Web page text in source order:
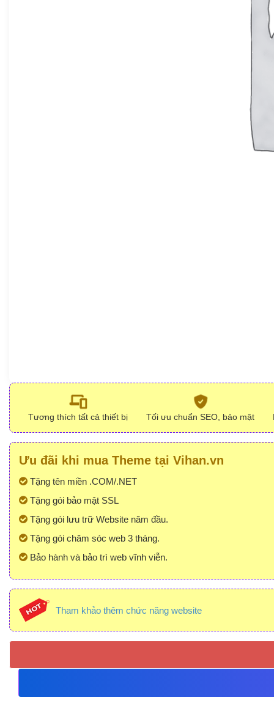
Tương thích tất cả thiết bị Tối ưu chuẩn SEO, bảo mật
Ưu đãi khi mua Theme tại Vihan.vn
Tặng tên miền .COM/.NET
Tặng gói bảo mật SSL
Tặng gói lưu trữ Website năm đầu.
Tặng gói chăm sóc web 3 tháng.
Bảo hành và bảo trì web vĩnh viễn.
Tham khảo thêm chức năng website